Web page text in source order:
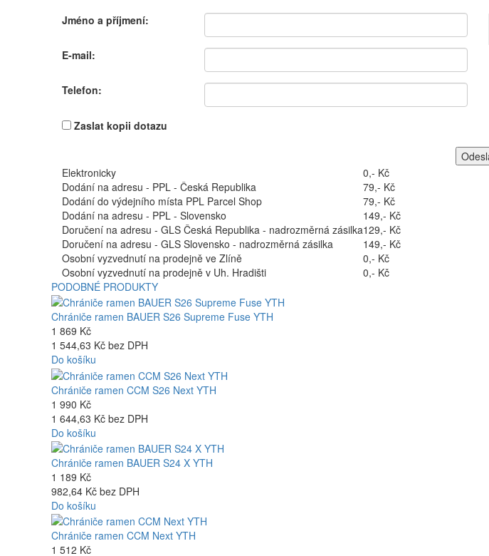
Jméno a příjmení:
E-mail:
Telefon:
Zaslat kopii dotazu
Elektronicky
0,- Kč
Dodání na adresu - PPL - Česká Republika
79,- Kč
Dodání do výdejního místa PPL Parcel Shop
79,- Kč
Dodání na adresu - PPL - Slovensko
149,- Kč
Doručení na adresu - GLS Česká Republika - nadrozměrná zásilka129,- Kč
Doručení na adresu - GLS Slovensko - nadrozměrná zásilka
149,- Kč
Osobní vyzvednutí na prodejně ve Zlíně
0,- Kč
Osobní vyzvednutí na prodejně v Uh. Hradišti
0,- Kč
PODOBNÉ PRODUKTY
Chrániče ramen BAUER S26 Supreme Fuse YTH
1 869 Kč
1 544,63 Kč bez DPH
Do košíku
Chrániče ramen CCM S26 Next YTH
1 990 Kč
1 644,63 Kč bez DPH
Do košíku
Chrániče ramen BAUER S24 X YTH
1 189 Kč
982,64 Kč bez DPH
Do košíku
Chrániče ramen CCM Next YTH
1 512 Kč